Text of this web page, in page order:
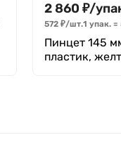
2 860 ₽/
572 ₽/шт.1 упак.=
Пинцет 145
пластик,